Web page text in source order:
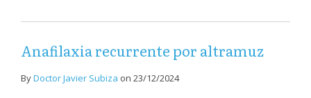
Anafilaxia recurrente por altramuz
ByDoctor Javier Subiza on 23/12/2024